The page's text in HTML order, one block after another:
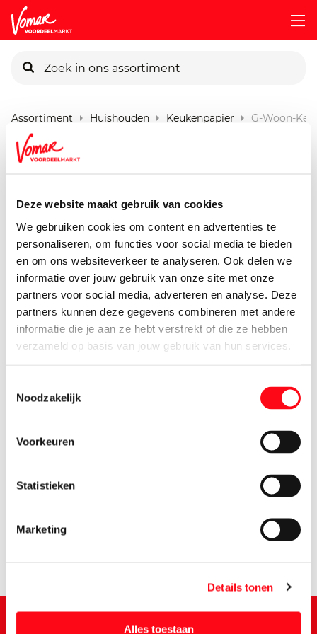
Deze website maakt gebruik van cookies
We gebruiken cookies om content en advertenties te
personaliseren, om functies voor social media te bieden
en om ons websiteverkeer te analyseren. Ook delen we
informatie over jouw gebruik van onze site met onze
partners voor social media, adverteren en analyse. Deze
partners kunnen deze gegevens combineren met andere
informatie die je aan ze hebt verstrekt of die ze hebben
verzameld op basis van jouw gebruik van hun services.
Noodzakelijk
Voorkeuren
Statistieken
Marketing
Details tonen
Alles toestaan
Pincode vergeten
Persoonlijk KIK-account
Assortiment Huishouden Keukenpapier G-Woon-
G'woon Keukenpapier 3
3.29